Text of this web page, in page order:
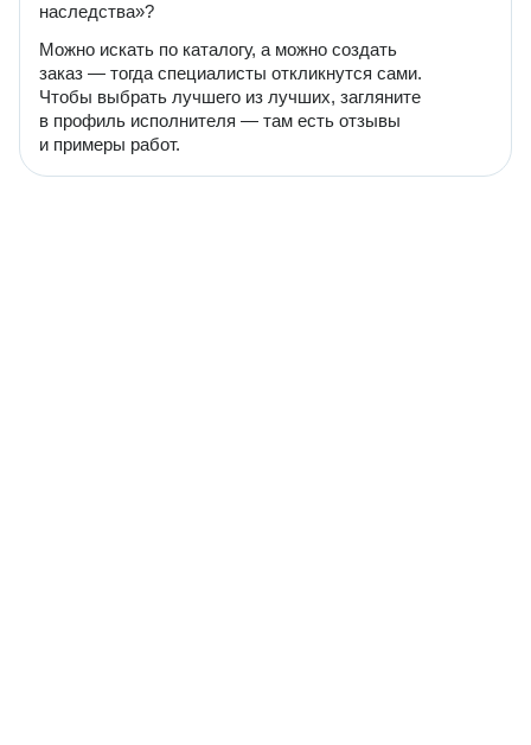
наследства»?
Можно искать по каталогу, а можно создать
заказ — тогда специалисты откликнутся сами.
Чтобы выбрать лучшего из лучших, загляните
в профиль исполнителя — там есть отзывы
и примеры работ.